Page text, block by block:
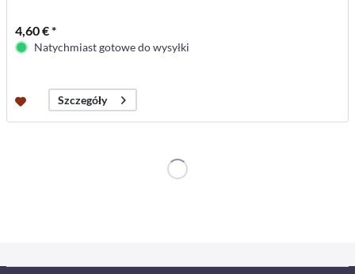
4,60 € *
Natychmiast gotowe do wysyłki
Szczegóły